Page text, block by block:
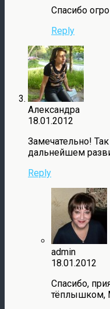
Спасибо
Reply
Александра
18.01.2012
Замечательно!
дальнейшем
Reply
admin
18.01.2012
Спасибо,
тёплышком,